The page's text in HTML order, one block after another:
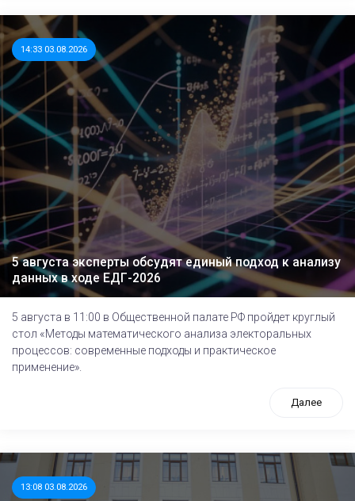
14:33 03.08.2026
5 августа эксперты обсудят единый подход к анализу
данных в ходе ЕДГ-2026
5 августа в 11:00 в Общественной палате РФ пройдет круглый
стол «Методы математического анализа электоральных
процессов: современные подходы и практическое
применение».
Далее
13:08 03.08.2026